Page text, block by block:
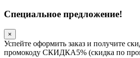
Специальное предложение!
×
Успейте оформить заказ и получите
промокоду СКИДКА5% (скидка по